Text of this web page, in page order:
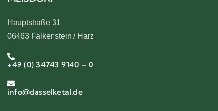
Hauptstraße 31
06463 Falkenstein / Harz
+49 (0) 34743 9140 – 0
info@dasselketal.de